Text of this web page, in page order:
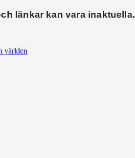
länkar kan vara inaktuella.
världen